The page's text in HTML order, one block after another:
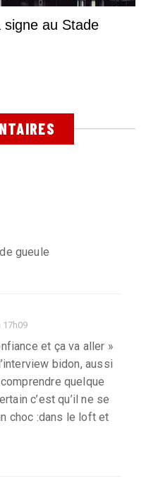
signe au Stade
gueule
17h09
et ça va aller »
bidon, aussi
quelque
c’est qu’il ne se
choc :dans le loft et